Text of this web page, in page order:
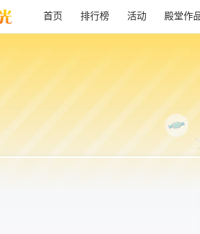
首页 排行榜 活动 殿堂作